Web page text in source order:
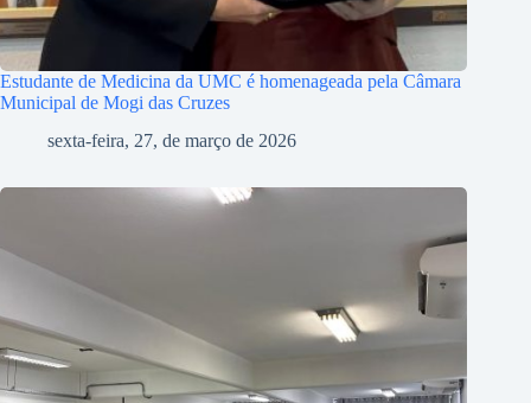
Estudante de Medicina da UMC é homenageada pela Câmara
Municipal de Mogi das Cruzes
sexta-feira, 27, de março de 2026